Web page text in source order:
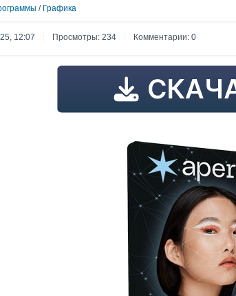
/ Графика
12:07 Просмотры:234 Комментарии:0